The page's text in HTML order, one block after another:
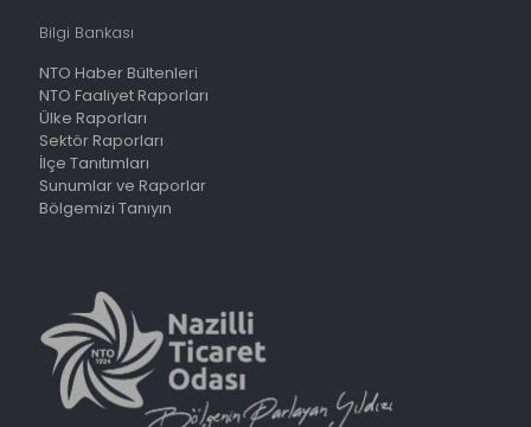
Bilgi Bankası
NTO Haber Bültenleri
NTO Faaliyet Raporları
Ülke Raporları
Sektör Raporları
İlçe Tanıtımları
Sunumlar ve Raporlar
Bölgemizi Tanıyın